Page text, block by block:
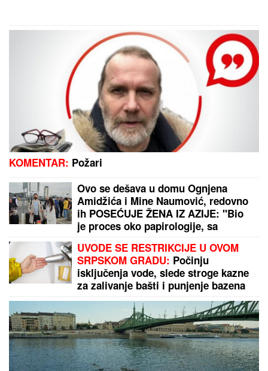
KOMENTAR: Požari
Ovo se dešava u domu Ognjena
Amidžića i Mine Naumović, redovno
ih POSEĆUJE ŽENA IZ AZIJE: "Bio
je proces oko papirologije, sa
UVODE SE RESTRIKCIJE U OVOM
SRPSKOM GRADU: Počinju
isključenja vode, slede stroge kazne
za zalivanje bašti i punjenje bazena